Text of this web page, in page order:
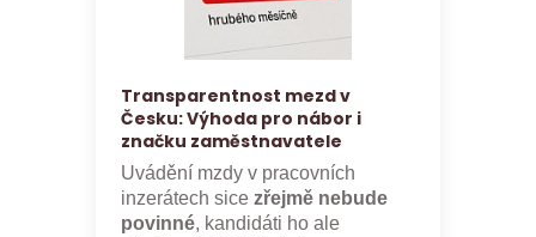
Transparentnost mezd v
Česku: Výhoda pro nábor i
značku zaměstnavatele
Uvádění mzdy v pracovních
inzerátech sice zřejmě nebude
povinné, kandidáti ho ale